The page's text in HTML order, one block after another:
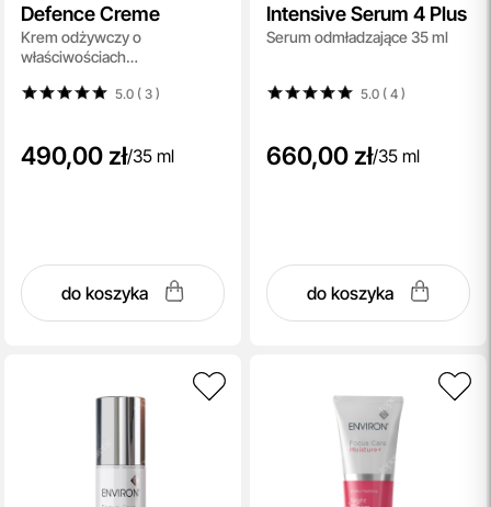
Defence Creme
Krem odżywczy o
właściwościach
ochronnych dla każdego
5.0 ( 3)
490,00 zł/35 ml
do koszyka
Intensive Serum 4 Plus
Serum odmładzające 35 ml
5.0 ( 4)
660,00 zł/35 ml
do koszyka